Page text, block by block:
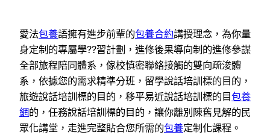
愛法包養語擁有進步前輩的包養合約講授理念，為你量
身定制的專屬學??習計劃，進修後果導向制的進修參謀
全部旅程陪同體系，傢校慎密聯絡接觸的雙向疏浚體
系，依據您的需求精準分班，留學說話培訓標的目的，
旅遊說話培訓標的目的，移平易近說話培訓標的目包養
網的，任務說話培訓標的目的，讓你離別陳舊見解的民
眾化講堂，走進完整貼合您所需的包養定制化課程。